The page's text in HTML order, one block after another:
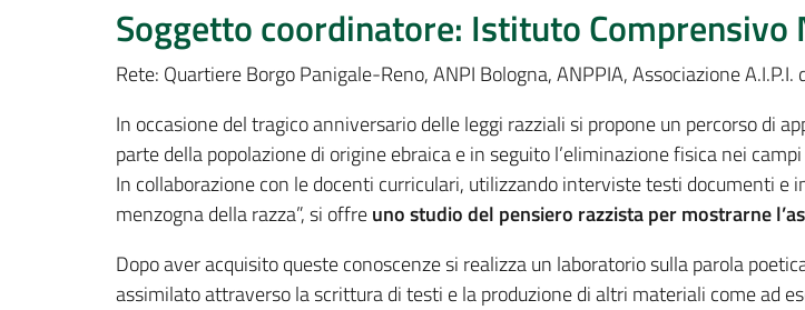
Soggetto coordinatore: Istituto Comprensivo
Rete: Quartiere Borgo Panigale-Reno, ANPI Bologna, ANPPIA, Associazione
In occasione del tragico anniversario delle leggi razziali si propone un percorso di
parte della popolazione di origine ebraica e in seguito l’eliminazione fisica nei
In collaborazione con le docenti curriculari, utilizzando interviste testi documenti e
menzogna della razza”, si offreuno studio del pensiero razzista per mostrarne
Dopo aver acquisito queste conoscenze si realizza un laboratorio sulla parola
assimilato attraverso la scrittura di testi e la produzione di altri materiali come ad